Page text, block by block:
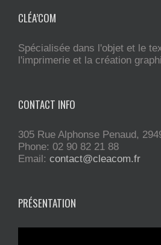
CLÉA’COM
Spécialisée dans l'objet et le
l'imprimerie et la création
CONTACT INFO
305 Rue Alphonse Penaud,
Phone: 02 90 82 21 88
Email: contact@cleacom.fr
PRÉSENTATION